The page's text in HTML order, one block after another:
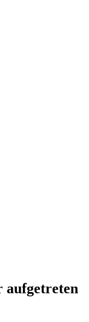
aufgetreten